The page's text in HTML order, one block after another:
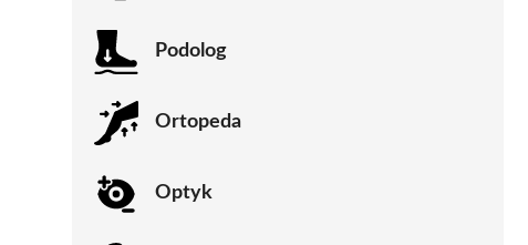
Podolog
Ortopeda
Optyk